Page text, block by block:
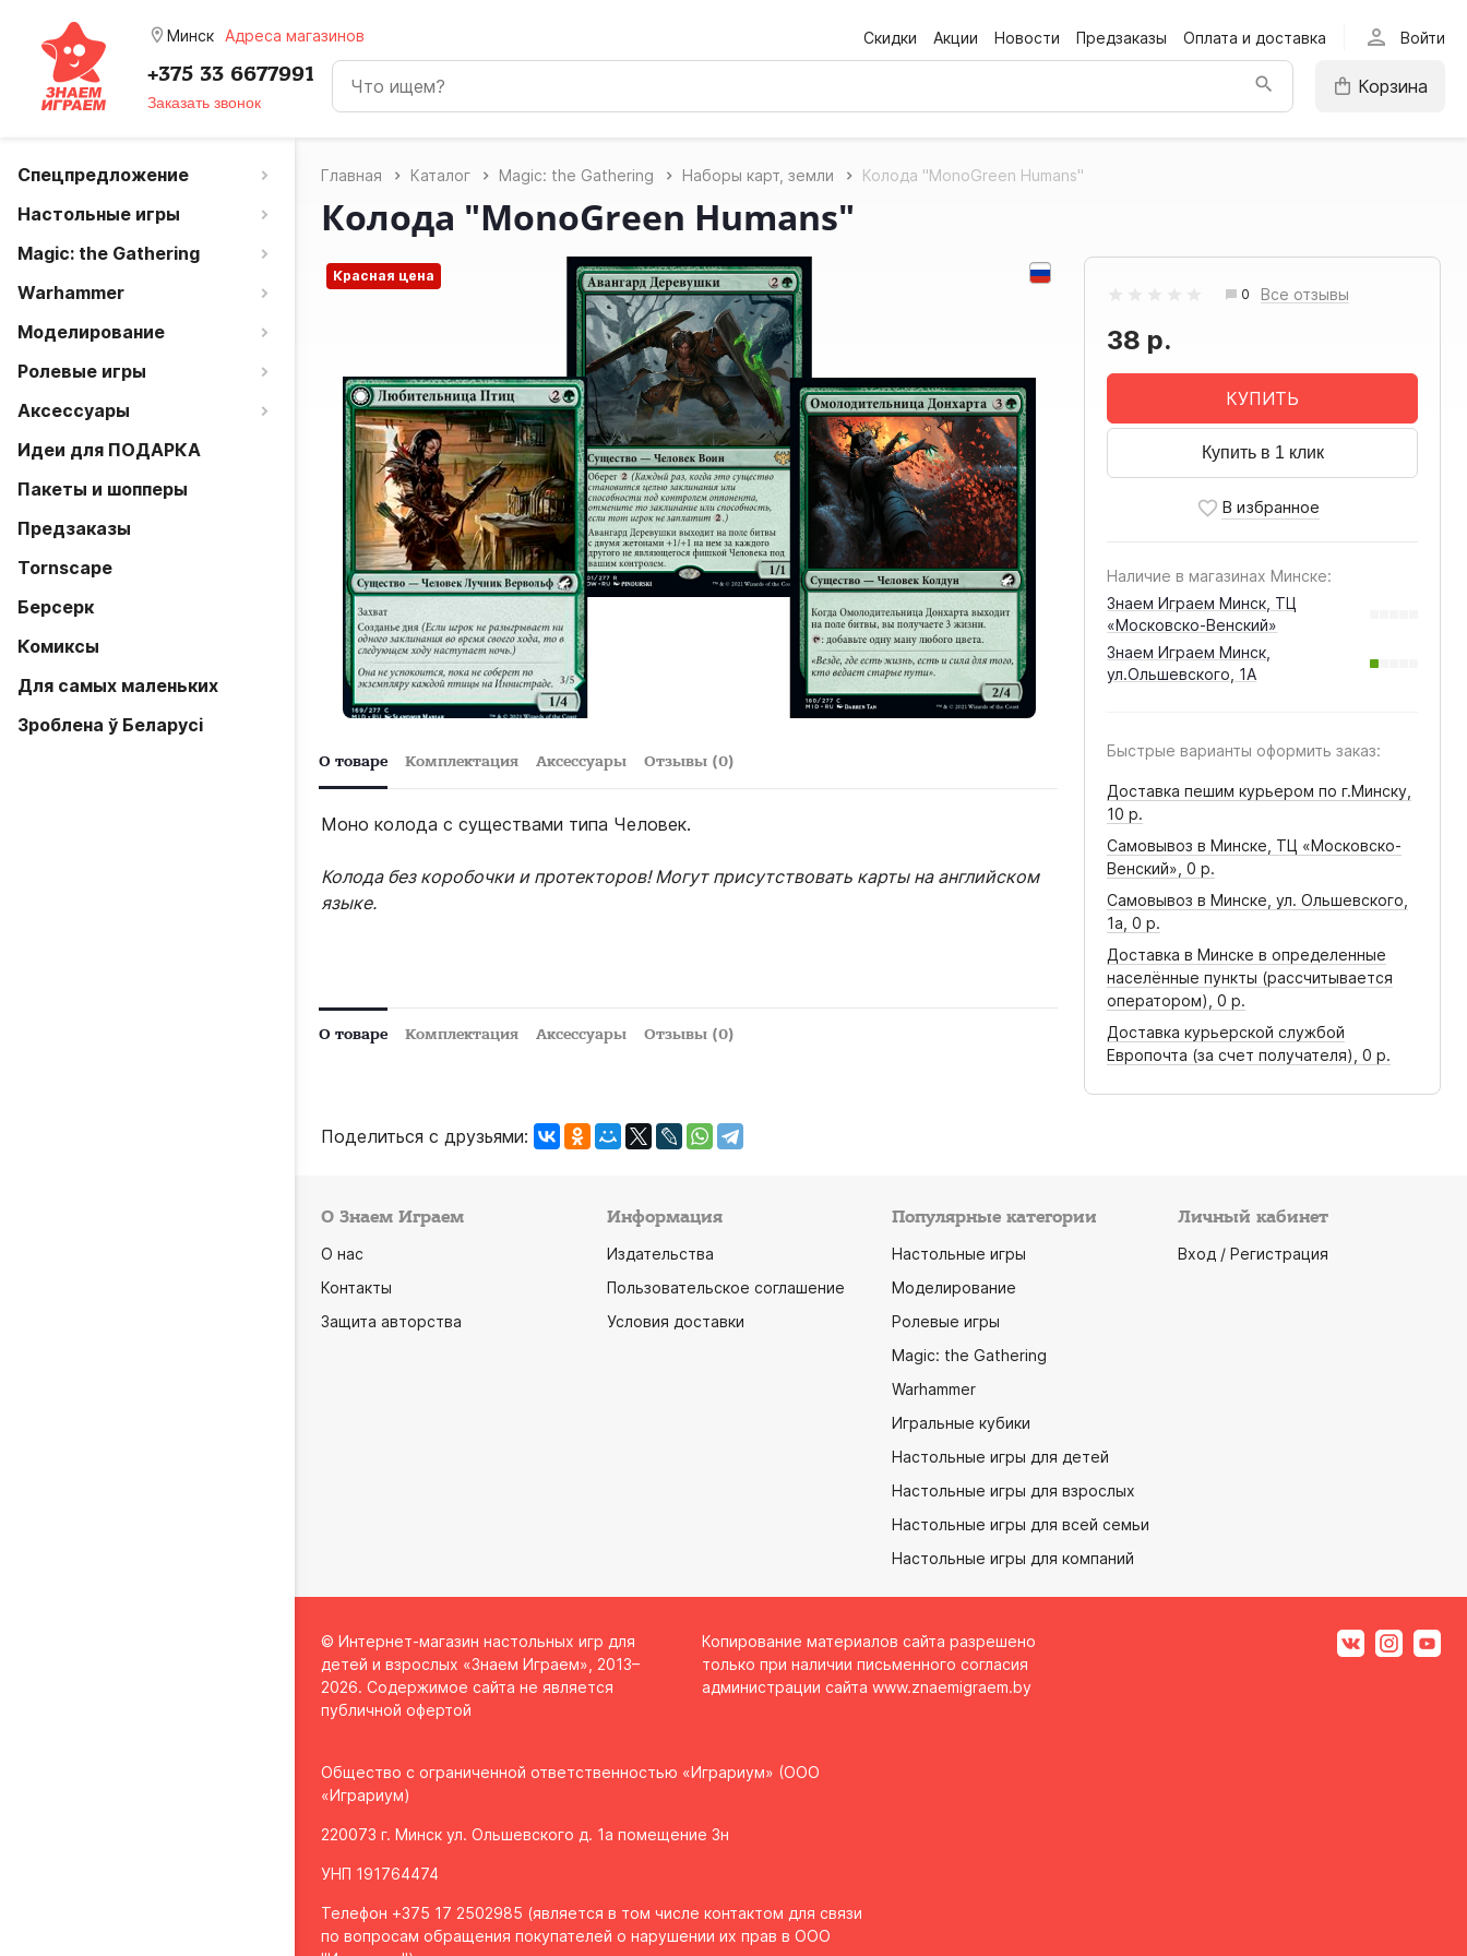
room Минск Адреса магазинов Скидки Акции Новости Предзаказы Оплата и доставка person Войти
+375 33 6677991
Заказать звонок
Корзина
Спецпредложение
Настольные игры
Magic: the Gathering
Warhammer
Моделирование
Ролевые игры
Аксессуары
Идеи для ПОДАРКА
Пакеты и шопперы
Предзаказы
Tornscape
Берсерк
Комиксы
Для самых маленьких
Зроблена ў Беларусi
Главная Каталог Magic: the Gathering Наборы карт, земли Колода "MonoGreen Humans"
Колода "MonoGreen Humans"
Красная цена
0
Все отзывы
38 р.
КУПИТЬ
Купить в 1 клик
Наличие в магазинах Минске:
Знаем Играем Минск, ТЦ
«Московско-Венский»
Знаем Играем Минск,
ул.Ольшевского, 1А
Быстрые варианты оформить заказ:
Доставка пешим курьером по г.Минску,
10 р.
Самовывоз в Минске, ТЦ «Московско-
Венский», 0 р.
Самовывоз в Минске, ул. Ольшевского,
1а, 0 р.
Доставка в Минске в определенные
населённые пункты (рассчитывается
оператором),
0 р.
Доставка курьерской службой
Европочта (за счет получателя),
0 р.
О товаре Комплектация Аксессуары Отзывы (0)
Моно колода с существами типа Человек.
Колода без коробочки и протекторов! Могут присутствовать карты на английском
языке.
О товаре Комплектация Аксессуары Отзывы (0)
Поделиться с друзьями:
О Знаем Играем
О нас
Контакты
Защита авторства
Информация
Издательства
Пользовательское соглашение
Условия доставки
Популярные категории
Настольные игры
Моделирование
Ролевые игры
Magic: the Gathering
Warhammer
Игральные кубики
Настольные игры для детей
Настольные игры для взрослых
Настольные игры для всей семьи
Настольные игры для компаний
Личный кабинет
Вход / Регистрация
© Интернет-магазин настольных игр для
детей и взрослых «Знаем Играем», 2013–
2026. Содержимое сайта не является
публичной офертой
Копирование материалов сайта разрешено
только при наличии письменного согласия
администрации сайта www.znaemigraem.by
Общество с ограниченной ответственностью «Играриум» (ООО
«Играриум)
220073 г. Минск ул. Ольшевского д. 1а помещение 3н
УНП 191764474
Телефон +375 17 2502985 (является в том числе контактом для связи
по вопросам обращения покупателей о нарушении их прав в ООО